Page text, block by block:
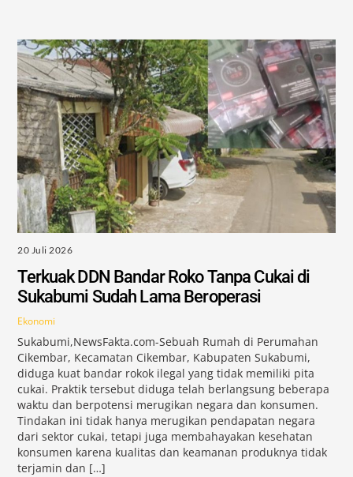
20 Juli 2026
Terkuak DDN Bandar Roko Tanpa Cukai di
Sukabumi Sudah Lama Beroperasi
Ekonomi
Sukabumi,NewsFakta.com-Sebuah Rumah di Perumahan
Cikembar, Kecamatan Cikembar, Kabupaten Sukabumi,
diduga kuat bandar rokok ilegal yang tidak memiliki pita
cukai. Praktik tersebut diduga telah berlangsung beberapa
waktu dan berpotensi merugikan negara dan konsumen.
Tindakan ini tidak hanya merugikan pendapatan negara
dari sektor cukai, tetapi juga membahayakan kesehatan
konsumen karena kualitas dan keamanan produknya tidak
terjamin dan […]